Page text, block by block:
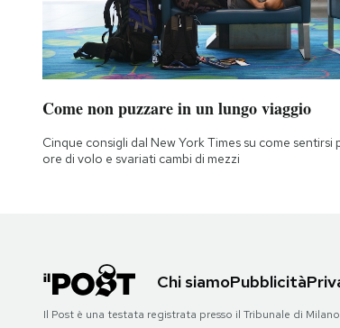
Come non puzzare in un lungo viaggio
Cinque consigli dal New York Times su come sentirsi
ore di volo e svariati cambi di mezzi
Chi siamoPubblicità
Il Post è una testata registrata presso il Tribunale di